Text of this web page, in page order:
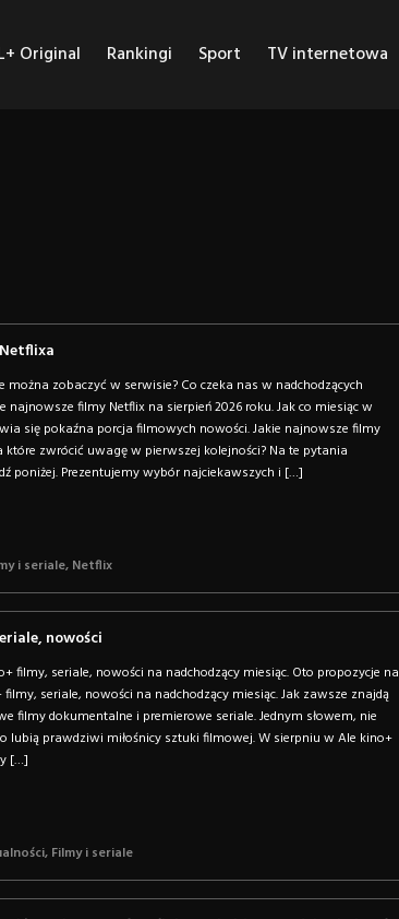
Original Rankingi Sport TV internetowa
można zobaczyć w serwisie? Co czeka nas w nadchodzących
najnowsze filmy Netflix na sierpień 2026 roku. Jak co miesiąc w
się pokaźna porcja filmowych nowości. Jakie najnowsze filmy
które zwrócić uwagę w pierwszej kolejności? Na te pytania
poniżej. Prezentujemy wybór najciekawszych i […]
i seriale, Netflix
nowości
filmy, seriale, nowości na nadchodzący miesiąc. Oto propozycje na
filmy, seriale, nowości na nadchodzący miesiąc. Jak zawsze znajdą
filmy dokumentalne i premierowe seriale. Jednym słowem, nie
lubią prawdziwi miłośnicy sztuki filmowej. W sierpniu w Ale kino+
[…]
, Filmy i seriale